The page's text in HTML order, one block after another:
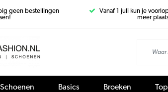
geen bestellingen
Vanaf 1 juli kun je
meer
Schoenen Basics Broeken